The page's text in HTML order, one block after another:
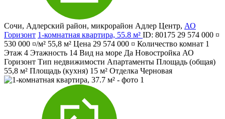
Сочи, Адлерский район, микрорайон Адлер Центр, АО
Горизонт 1-комнатная квартира, 55.8 м² ID: 80175 29 574 000 ¤
530 000 ¤/м² 55,8 м² Цена 29 574 000 ¤ Количество комнат 1
Этаж 4 Этажность 14 Вид на море Да Новостройка АО
Горизонт Тип недвижимости Апартаменты Площадь (общая)
55,8 м² Площадь (кухня) 15 м² Отделка Черновая